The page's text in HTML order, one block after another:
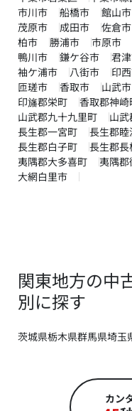
市川市
船橋市 館山市
茂原市
成田市 佐倉市
柏市
勝浦市 市原市
鴨川市
鎌ケ谷市 君
袖ケ浦市
八街市 印
匝瑳市
香取市 山武市
印旛郡栄町
香取郡神崎
山武郡九十九里町
山
長生郡一宮町
長生郡睦
長生郡白子町
長生郡長
夷隅郡大多喜町
夷隅
大網白里市
関東地方の中
別に探す
茨城県栃木県群馬県埼玉
カン